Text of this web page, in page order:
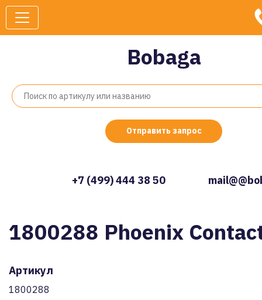
Bobaga
Отправить запрос
+7 (499) 444 38 50
1800288 Phoenix
Артикул
1800288